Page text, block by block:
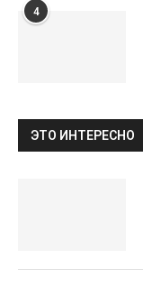
4
ЭТО ИНТЕРЕСНО